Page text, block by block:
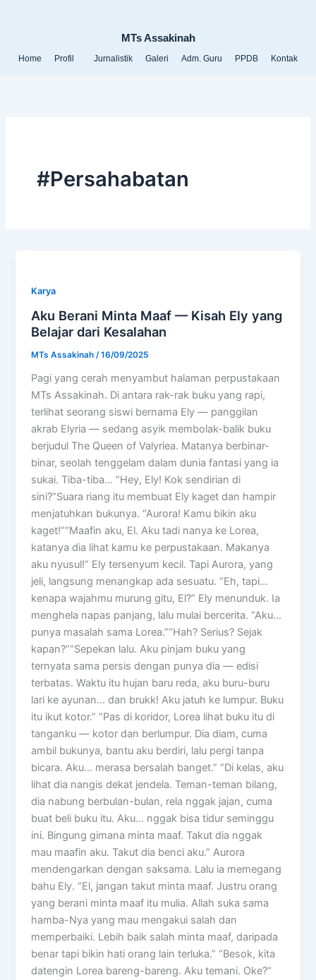
MTs Assakinah
Home Profil Jurnalistik Galeri Adm. Guru PPDB Kontak
#Persahabatan
Karya
Aku Berani Minta Maaf — Kisah Ely yang
Belajar dari Kesalahan
MTs Assakinah/16/09/2025
Pagi yang cerah menyambut halaman perpustakaan
MTs Assakinah. Di antara rak-rak buku yang rapi,
terlihat seorang siswi bernama Ely — panggilan
akrab Elyria — sedang asyik membolak-balik buku
berjudul The Queen of Valyriea. Matanya berbinar-
binar, seolah tenggelam dalam dunia fantasi yang ia
sukai. Tiba-tiba… “Hey, Ely! Kok sendirian di
sini?”Suara riang itu membuat Ely kaget dan hampir
menjatuhkan bukunya. “Aurora! Kamu bikin aku
kaget!”“Maafin aku, El. Aku tadi nanya ke Lorea,
katanya dia lihat kamu ke perpustakaan. Makanya
aku nyusul!” Ely tersenyum kecil. Tapi Aurora, yang
jeli, langsung menangkap ada sesuatu. “Eh, tapi…
kenapa wajahmu murung gitu, El?” Ely menunduk. Ia
menghela napas panjang, lalu mulai bercerita. “Aku…
punya masalah sama Lorea.”“Hah? Serius? Sejak
kapan?”“Sepekan lalu. Aku pinjam buku yang
ternyata sama persis dengan punya dia — edisi
terbatas. Waktu itu hujan baru reda, aku buru-buru
lari ke ayunan… dan brukk! Aku jatuh ke lumpur. Buku
itu ikut kotor.” “Pas di koridor, Lorea lihat buku itu di
tanganku — kotor dan berlumpur. Dia diam, cuma
ambil bukunya, bantu aku berdiri, lalu pergi tanpa
bicara. Aku… merasa bersalah banget.” “Di kelas, aku
lihat dia nangis dekat jendela. Teman-teman bilang,
dia nabung berbulan-bulan, rela nggak jajan, cuma
buat beli buku itu. Aku… nggak bisa tidur seminggu
ini. Bingung gimana minta maaf. Takut dia nggak
mau maafin aku. Takut dia benci aku.” Aurora
mendengarkan dengan saksama. Lalu ia memegang
bahu Ely. “El, jangan takut minta maaf. Justru orang
yang berani minta maaf itu mulia. Allah suka sama
hamba-Nya yang mau mengakui salah dan
memperbaiki. Lebih baik salah minta maaf, daripada
benar tapi bikin hati orang lain terluka.” “Besok, kita
datengin Lorea bareng-bareng. Aku temani. Oke?”